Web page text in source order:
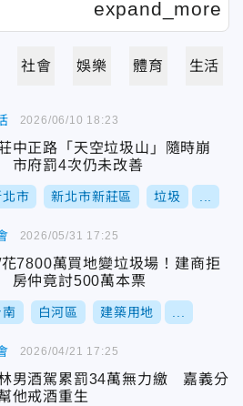
社會 娛樂 體育 生活
中正路「天空垃圾山」隨時崩
市府罰4次仍未改善
北市 新北市新莊區 垃圾
2026/06/10 18:23
7800萬買地變垃圾場！建商拒
房仲竟討500萬本票
白河區 建築用地
2026/05/31 17:25
男酒駕累罰34萬無力繳 嘉義分
他戒酒重生
2026/04/21 17:25